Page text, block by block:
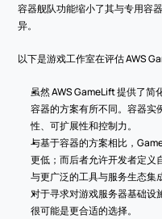
容器舰队功能缩小了其与专用容
异。
以下是游戏工作室在评估 AWS
虽然 AWS GameLift 提供了
容器的方案有所不同。容器
性、可扩展性和控制力。
与基于容器的方案相比，
更低；而后者允许开发者定义
与更广泛的工具与服务生态集
对于寻求对游戏服务器基础设
很可能是更合适的选择。